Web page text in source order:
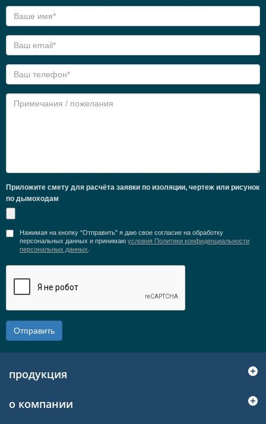
Приложите смету для расчёта заявки по изоляции, чертеж или рисунок
по дымоходам
Нажимая на кнопку "Отправить" я даю свое согласие на обработку
персональных данных и принимаю условия Политики конфиденциальности
персональных данных
Отправить
продукция
о компании